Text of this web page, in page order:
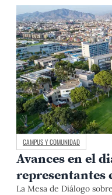
CAMPUS Y COMUNIDAD
Avances en el
representantes
La Mesa de Diálogo